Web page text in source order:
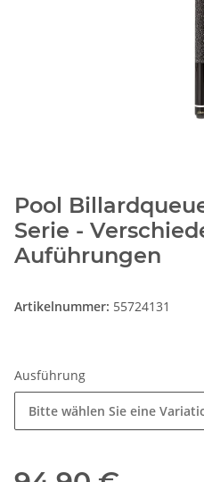
Pool
Serie -
Auführungen
Artikelnummer: 55724131
Ausführung
Bitte wählen Sie eine